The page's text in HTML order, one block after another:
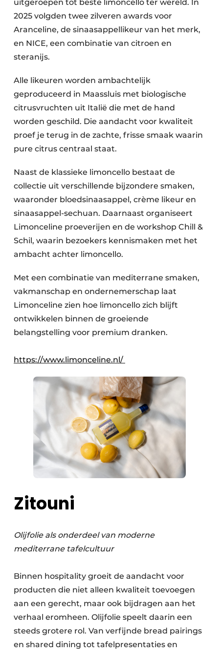
uitgeroepen tot beste limoncello ter wereld. In
2025 volgden twee zilveren awards voor
Aranceline, de sinaasappellikeur van het merk,
en NICE, een combinatie van citroen en
steranijs.
Alle likeuren worden ambachtelijk
geproduceerd in Maassluis met biologische
citrusvruchten uit Italië die met de hand
worden geschild. Die aandacht voor kwaliteit
proef je terug in de zachte, frisse smaak waarin
pure citrus centraal staat.
Naast de klassieke limoncello bestaat de
collectie uit verschillende bijzondere smaken,
waaronder bloedsinaasappel, crème likeur en
sinaasappel-sechuan. Daarnaast organiseert
Limonceline proeverijen en de workshop Chill &
Schil, waarin bezoekers kennismaken met het
ambacht achter limoncello.
Met een combinatie van mediterrane smaken,
vakmanschap en ondernemerschap laat
Limonceline zien hoe limoncello zich blijft
ontwikkelen binnen de groeiende
belangstelling voor premium dranken.
https://www.limonceline.nl/
Zitouni
Olijfolie als onderdeel van moderne
mediterrane tafelcultuur
Binnen hospitality groeit de aandacht voor
producten die niet alleen kwaliteit toevoegen
aan een gerecht, maar ook bijdragen aan het
verhaal eromheen. Olijfolie speelt daarin een
steeds grotere rol. Van verfijnde bread pairings
en shared dining tot tafelpresentaties en